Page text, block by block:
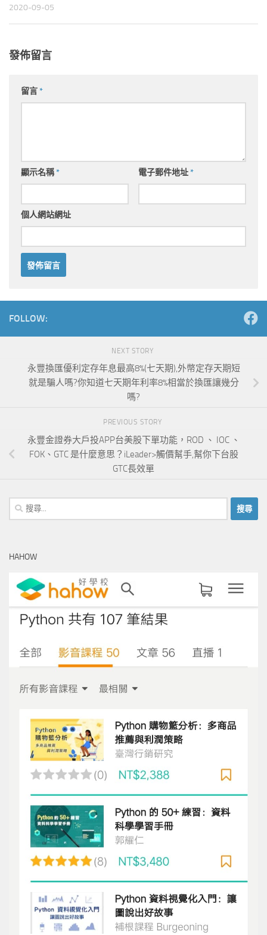
2020-09-05
發佈留言
留言*
顯示名稱* 電子郵件地址*
個人網站網址
FOLLOW:
NEXT STORY
永豐換匯優利定存年息最高8%(七天期),外幣定存天期短
就是騙人嗎?你知道七天期年利率8%相當於換匯讓幾分
嗎?
PREVIOUS STORY
永豐金證券大戶投APP台美股下單功能，ROD 、 IOC 、
FOK、GTC 是什麼意思？iLeader>觸價幫手,幫你下台股
GTC長效單
搜
尋
字:
HAHOW